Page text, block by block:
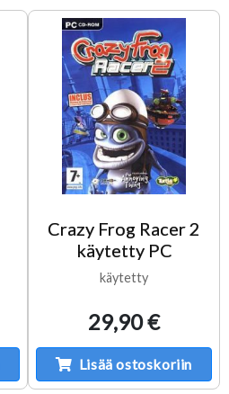
Crazy Frog Racer 2
käytetty PC
käytetty
29,90 €
Lisää ostoskoriin